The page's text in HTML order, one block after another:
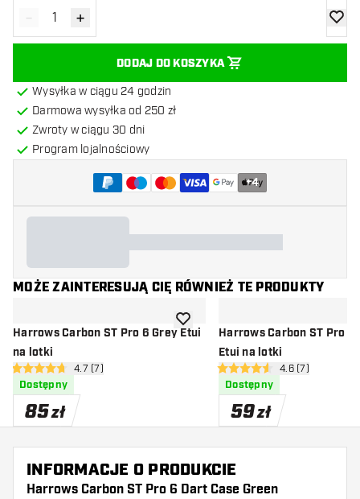
Zmniejsz ilość
- Zwiększ ilość
+
DODAJ DO KOSZYKA
Wysyłka w ciągu 24 godzin
Darmowa wysyłka od 250 zł
Zwroty w ciągu 30 dni
Program lojalnościowy
+4
MOŻE ZAINTERESUJĄ CIĘ RÓWNIEŻ TE PRODUKTY
Harrows Carbon ST Pro 6 Grey Etui
na lotki
otwórz panel recenzji
4.7 gwiazdki oceny
4.7 (7)
Dostępny
85zł
dodaj do listy życzeń
Harrows Carbon ST Pro 3 Green
Etui na lotki
otwórz panel
4.6 gwiazdki oceny
4.6 (7)
Dostępny
59zł
INFORMACJE O PRODUKCIE
Harrows Carbon ST Pro 6 Dart Case Green